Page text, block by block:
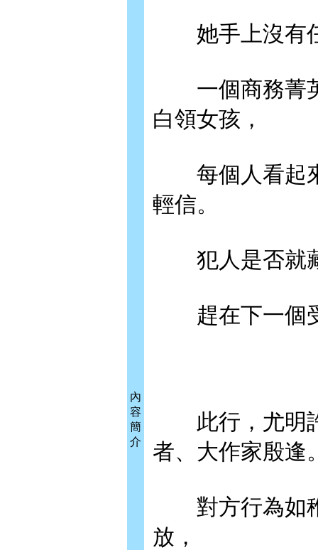
內
容
簡
介
她手上沒有任
一個商務菁英
白領女孩，
每個人看起來
輕信。
犯人是否就藏
趕在下一個受
此行，尤明許
者、大作家殷逢
對方行為如稚
放，